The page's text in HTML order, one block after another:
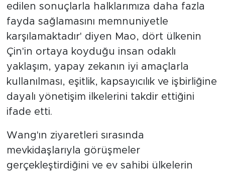
edilen sonuçlarla halklarımıza daha fazla
fayda sağlamasını memnuniyetle
karşılamaktadır' diyen Mao, dört ülkenin
Çin'in ortaya koyduğu insan odaklı
yaklaşım, yapay zekanın iyi amaçlarla
kullanılması, eşitlik, kapsayıcılık ve işbirliğine
dayalı yönetişim ilkelerini takdir ettiğini
ifade etti.
Wang'ın ziyaretleri sırasında
mevkidaşlarıyla görüşmeler
gerçekleştirdiğini ve ev sahibi ülkelerin